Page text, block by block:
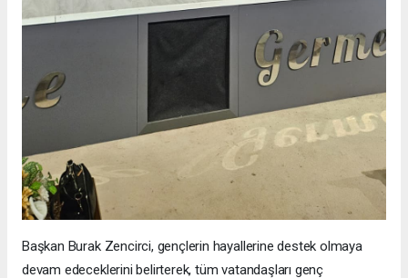
Başkan Burak Zencirci, gençlerin hayallerine destek olmaya
devam edeceklerini belirterek, tüm vatandaşları genç